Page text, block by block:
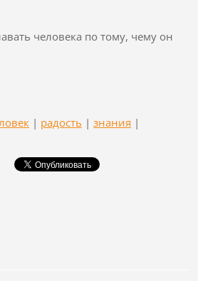
человека по тому, чему он
| радость | знания |